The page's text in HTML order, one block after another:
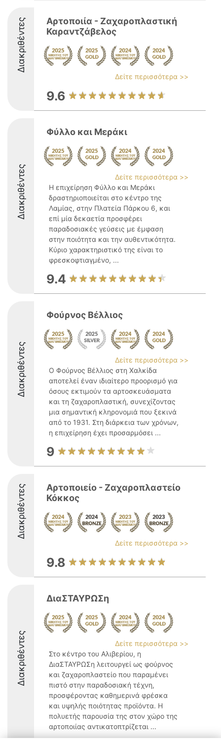
Διακριθέντες
Αρτοποιία - Ζαχαροπλαστική
Καραντζάβελος
Δείτε περισσότερα >>
9.6
Διακριθέντες
Φύλλο και Μεράκι
Δείτε περισσότερα >>
Η επιχείρηση Φύλλο και Μεράκι
δραστηριοποιείται στο κέντρο της
Λαμίας, στην Πλατεία Πάρκου 6, και
επί μία δεκαετία προσφέρει
παραδοσιακές γεύσεις με έμφαση
στην ποιότητα και την αυθεντικότητα.
Κύριο χαρακτηριστικό της είναι το
φρεσκοφτιαγμένο, ...
9.4
Διακριθέντες
Φούρνος Βέλλιος
Δείτε περισσότερα >>
Ο Φούρνος Βέλλιος στη Χαλκίδα
αποτελεί έναν ιδιαίτερο προορισμό για
όσους εκτιμούν τα αρτοσκευάσματα
και τη ζαχαροπλαστική, συνεχίζοντας
μια σημαντική κληρονομιά που ξεκινά
από το 1931. Στη διάρκεια των χρόνων,
η επιχείρηση έχει προσαρμόσει ...
9
Διακριθέντες
Αρτοποιείο - Ζαχαροπλαστείο
Κόκκος
Δείτε περισσότερα >>
9.8
Διακριθέντες
ΔιαΣΤΑΥΡΩΣη
Δείτε περισσότερα >>
Στο κέντρο του Αλιβερίου, η
ΔιαΣΤΑΥΡΩΣη λειτουργεί ως φούρνος
και ζαχαροπλαστείο που παραμένει
πιστό στην παραδοσιακή τέχνη,
προσφέροντας καθημερινά φρέσκα
και υψηλής ποιότητας προϊόντα. Η
πολυετής παρουσία της στον χώρο της
αρτοποιίας αντικατοπτρίζεται ...